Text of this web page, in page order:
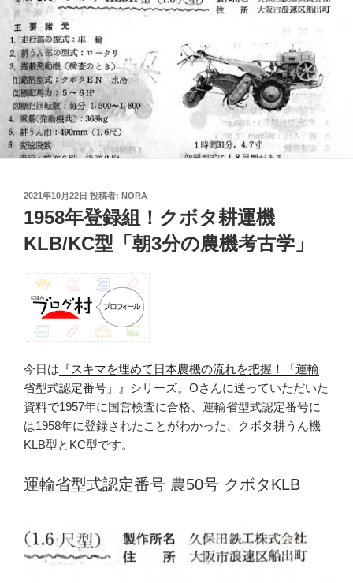
投
稿
日:
2021年10月22日 投稿者: NORA
1958年登録組！クボタ耕運機
KLB/KC型「朝3分の農機考古学」
今日は 『スキマを埋めて日本農機の流れを把握！「運輸
省型式認定番号」』 シリーズ。Oさんに送っていただいた
資料で1957年に国営検査に合格、運輸省型式認定番号に
は1958年に登録されたことがわかった、
クボタ耕うん機
KLB型とKC型です。
運輸省型式認定番号 農50号 クボタKLB